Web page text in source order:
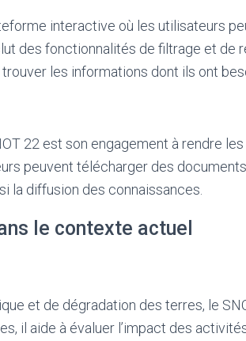
interactive où les utilisateurs
des fonctionnalités de filtrage et de
les informations dont ils ont
22 est son engagement à rendre
peuvent télécharger des
la diffusion des connaissances.
le contexte actuel
et de dégradation des terres, le
il aide à évaluer l’impact des